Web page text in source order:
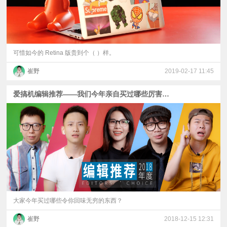
可惜如今的 Retina 版贵到个（ ）样。
崔野 2019-02-17 11:45
爱搞机编辑推荐——我们今年亲自买过哪些厉害的产品？
大家今年买过哪些令你回味无穷的东西？
崔野 2018-12-15 12:31